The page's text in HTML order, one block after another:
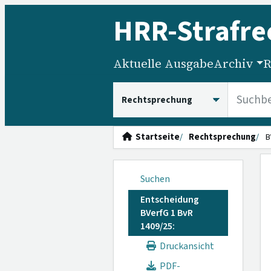
HRR-
Aktuelle AusgabeArchiv
Startseite Rechtsprechung
Suchen
Entscheidung
BVerfG 1 BvR
1409/25:
Druckansicht
PDF-